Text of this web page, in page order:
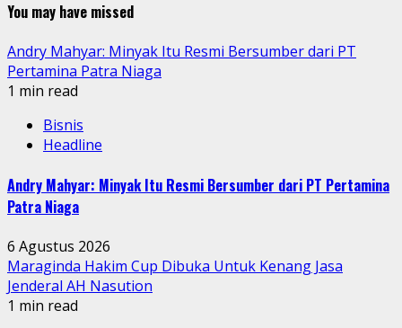
You may have missed
Andry Mahyar: Minyak Itu Resmi Bersumber dari PT
Pertamina Patra Niaga
1 min read
Bisnis
Headline
Andry Mahyar: Minyak Itu Resmi Bersumber dari PT Pertamina
Patra Niaga
6 Agustus 2026
Maraginda Hakim Cup Dibuka Untuk Kenang Jasa
Jenderal AH Nasution
1 min read